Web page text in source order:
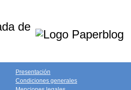
de
Presentación
Condiciones generales